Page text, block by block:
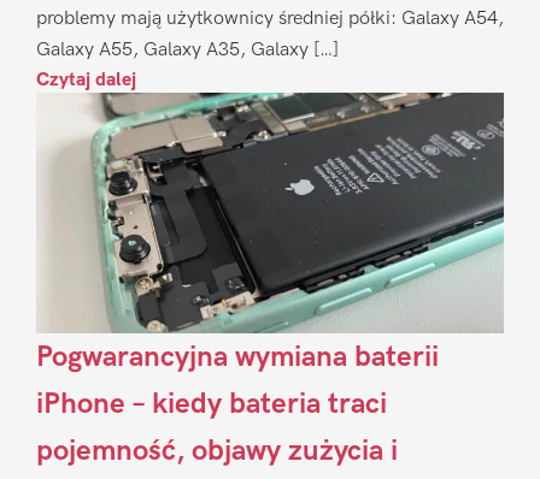
problemy mają użytkownicy średniej półki: Galaxy A54,
Galaxy A55, Galaxy A35, Galaxy […]
Czytaj dalej
Pogwarancyjna wymiana baterii
iPhone – kiedy bateria traci
pojemność, objawy zużycia i